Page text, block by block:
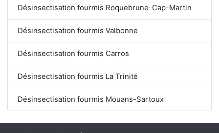
Désinsectisation fourmis Roquebrune-Cap-Martin
Désinsectisation fourmis Valbonne
Désinsectisation fourmis Carros
Désinsectisation fourmis La Trinité
Désinsectisation fourmis Mouans-Sartoux